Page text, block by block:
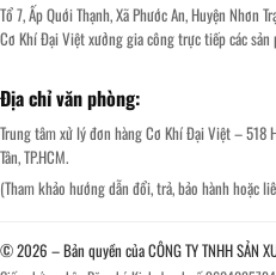
Tổ 7, Ấp Quới Thạnh, Xã Phước An, Huyện Nhơn
Cơ Khí Đại Việt xưởng gia công trực tiếp các
Địa chỉ văn phòng:
Trung tâm xử lý đơn hàng Cơ Khí Đại Việt – 518
Tân, TP.HCM.
(Tham khảo hướng dẫn đổi, trả, bảo hành hoặc
© 2026 – Bản quyền của CÔNG TY TNHH SẢN